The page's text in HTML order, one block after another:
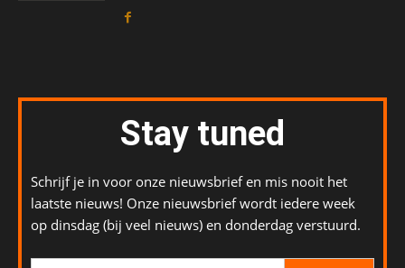
Stay tuned
Schrijf je in voor onze nieuwsbrief en mis nooit het
laatste nieuws! Onze nieuwsbrief wordt iedere week
op dinsdag (bij veel nieuws) en donderdag verstuurd.